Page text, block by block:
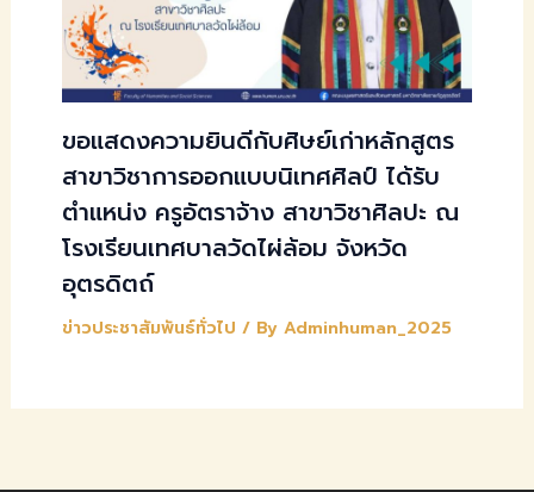
ขอแสดงความยินดีกับศิษย์เก่าหลักสูตร
สาขาวิชาการออกแบบนิเทศศิลป์ ได้รับ
ตำแหน่ง ครูอัตราจ้าง สาขาวิชาศิลปะ ณ
โรงเรียนเทศบาลวัดไผ่ล้อม จังหวัด
อุตรดิตถ์
ข่าวประชาสัมพันธ์ทั่วไป / By Adminhuman_2025